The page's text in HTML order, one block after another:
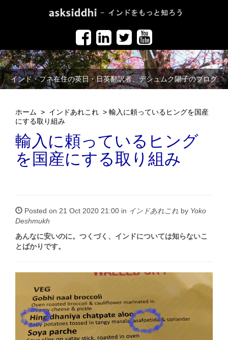
インド・プネ在住の英日・日英翻訳者、デシュムク陽子のブログ
ホーム > インドあれこれ > 輸入に頼っているヒングを国産
にする取り組み
輸入に頼っているヒング
を国産にする取り組み
Posted on 21 Oct 2020 21:00 in インドあれこれ by Yoko
Deshmukh
あんなに安いのに。つくづく、インドについては知らないこ
とばかりです。